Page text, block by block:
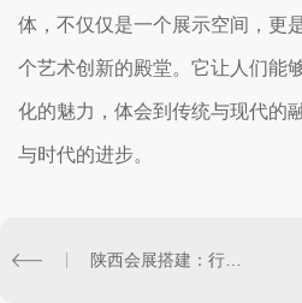
体，不仅仅是一个展示空间，更
个艺术创新的殿堂。它让人们能
化的魅力，体会到传统与现代的
与时代的进步。